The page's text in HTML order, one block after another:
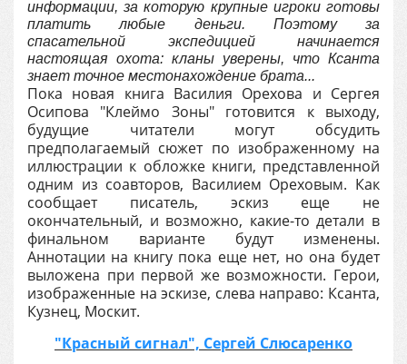
информации, за которую крупные игроки готовы
платить любые деньги. Поэтому за
спасательной экспедицией начинается
настоящая охота: кланы уверены, что Ксанта
знает точное местонахождение брата...
Пока новая книга Василия Орехова и Сергея
Осипова "Клеймо Зоны" готовится к выходу,
будущие читатели могут обсудить
предполагаемый сюжет по изображенному на
иллюстрации к обложке книги, представленной
одним из соавторов, Василием Ореховым. Как
сообщает писатель, эскиз еще не
окончательный, и возможно, какие-то детали в
финальном варианте будут изменены.
Аннотации на книгу пока еще нет, но она будет
выложена при первой же возможности. Герои,
изображенные на эскизе, слева направо: Ксанта,
Кузнец, Москит.
"Красный сигнал", Сергей Слюсаренко